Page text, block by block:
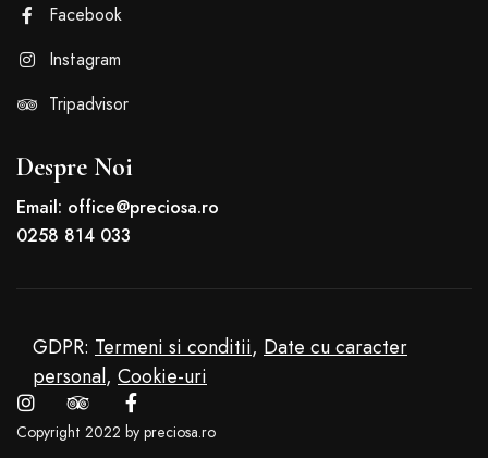
Facebook
Instagram
Tripadvisor
Despre Noi
Email: office@preciosa.ro
0258 814 033
Copyright 2022 by preciosa.ro
GDPR: Termeni si conditii, Date cu caracter
personal, Cookie-uri